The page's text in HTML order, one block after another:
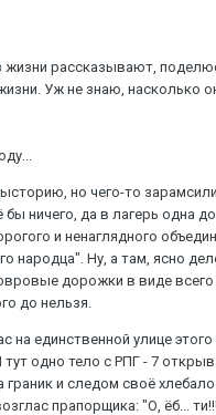
жизни рассказывают,
Уж не знаю, насколько
но чего-то
ничего, да в лагерь одна
и ненаглядного
народца". Ну, а там, ясно
дорожки в виде
до нельзя.
на единственной улице этого
одно тело с РПГ - 7
граник и следом своё
прапорщика: "О, ёб...